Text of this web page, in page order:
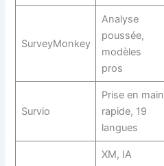
SurveyMonkey
Analyse
poussée,
modèles
pros
Survio
Prise en main
rapide, 19
langues
XM, IA